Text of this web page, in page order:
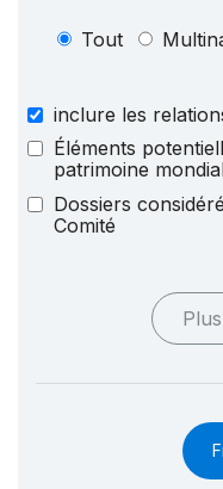
Tout
inclure les
Éléments
patrimoine
Dossiers
Comité